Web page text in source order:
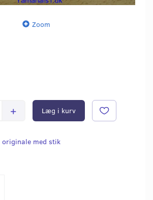
Zoom
Læg i kurv
originale med stik